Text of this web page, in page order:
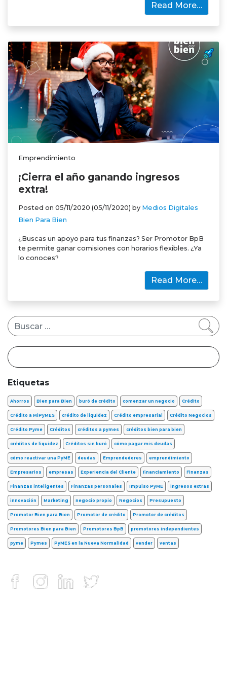
Read More…
Emprendimiento
¡Cierra el año ganando ingresos
extra!
Posted on 05/11/2020 (05/11/2020) by Medios Digitales
Bien Para Bien
¿Buscas un apoyo para tus finanzas? Ser Promotor BpB
te permite ganar comisiones con horarios flexibles. ¿Ya
lo conoces?
Read More…
Buscar
Etiquetas
Ahorros Bien para Bien buró de crédito comenzar un negocio Crédito
Crédito a MiPyMES crédito de liquidez Crédito empresarial Crédito Negocios
Crédito Pyme Créditos créditos a pymes créditos bien para bien
créditos de liquidez Créditos sin buró cómo pagar mis deudas
cómo reactivar una PyME deudas Emprendedores emprendimiento
Empresarios empresas Experiencia del Cliente financiamiento Finanzas
Finanzas inteligentes Finanzas personales Impulso PyME ingresos extras
innovación Marketing negocio propio Negocios Presupuesto
Promotor Bien para Bien Promotor de crédito Promotor de créditos
Promotores Bien para Bien Promotores BpB promotores independientes
pyme Pymes PyMES en la Nueva Normalidad vender ventas